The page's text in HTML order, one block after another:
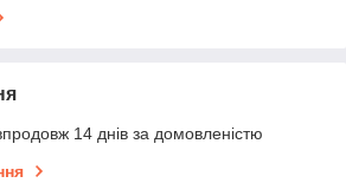
14 днів за домовленістю